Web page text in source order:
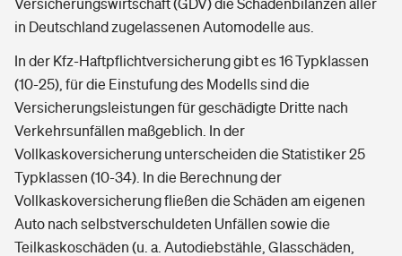
Versicherungswirtschaft (GDV) die Schadenbilanzen aller
in Deutschland zugelassenen Automodelle aus.
In der Kfz-Haftpflichtversicherung gibt es 16 Typklassen
(10-25), für die Einstufung des Modells sind die
Versicherungsleistungen für geschädigte Dritte nach
Verkehrsunfällen maßgeblich. In der
Vollkaskoversicherung unterscheiden die Statistiker 25
Typklassen (10-34). In die Berechnung der
Vollkaskoversicherung fließen die Schäden am eigenen
Auto nach selbstverschuldeten Unfällen sowie die
Teilkaskoschäden (u. a. Autodiebstähle, Glasschäden,